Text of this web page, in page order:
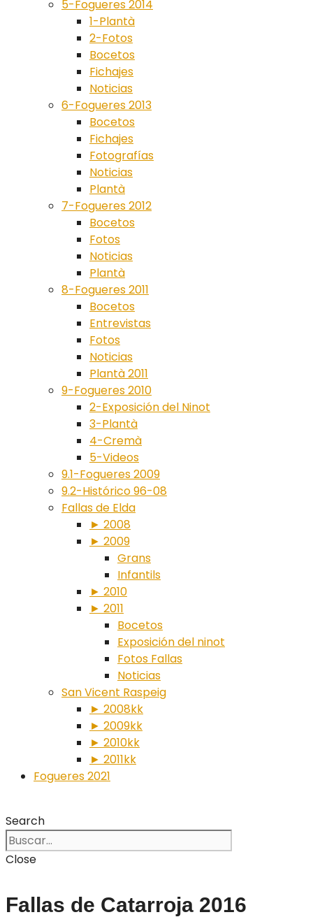
5-Fogueres 2014
1-Plantà
2-Fotos
Bocetos
Fichajes
Noticias
6-Fogueres 2013
Bocetos
Fichajes
Fotografías
Noticias
Plantà
7-Fogueres 2012
Bocetos
Fotos
Noticias
Plantà
8-Fogueres 2011
Bocetos
Entrevistas
Fotos
Noticias
Plantà 2011
9-Fogueres 2010
2-Exposición del Ninot
3-Plantà
4-Cremà
5-Videos
9.1-Fogueres 2009
9.2-Histórico 96-08
Fallas de Elda
► 2008
► 2009
Grans
Infantils
► 2010
► 2011
Bocetos
Exposición del ninot
Fotos Fallas
Noticias
San Vicent Raspeig
► 2008kk
► 2009kk
► 2010kk
► 2011kk
Fogueres 2021
Search
Close
Fallas de Catarroja 2016